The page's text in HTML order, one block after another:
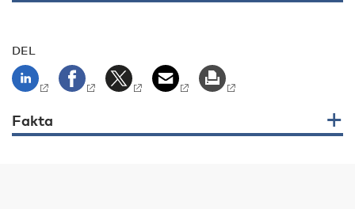
DEL
Fakta